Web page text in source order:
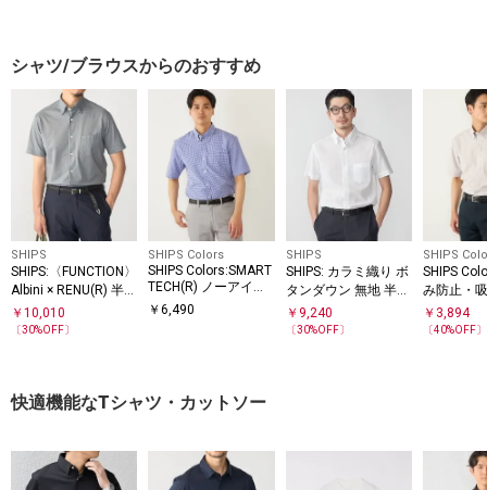
シャツ/ブラウスからのおすすめ
SHIPS
SHIPS:〈FUNCTION〉
Albini × RENU(R) 半袖
ジャージー ソリッド
シャツ
￥ 10,010
〔30%OFF〕
SHIPS Colors
SHIPS Colors:SMART
TECH(R) ノーアイロ
ン ボタンダウン シャ
￥6,490
SHIPS
SHIPS: カラミ織り ボ
タンダウン 無地 半袖
シャツ
￥ 9,240
〔30%OFF〕
SHIPS
SHIPS
み防止・
ボタンダ
￥ 3,894
〔40%OFF〕
快適機能なTシャツ・カットソー